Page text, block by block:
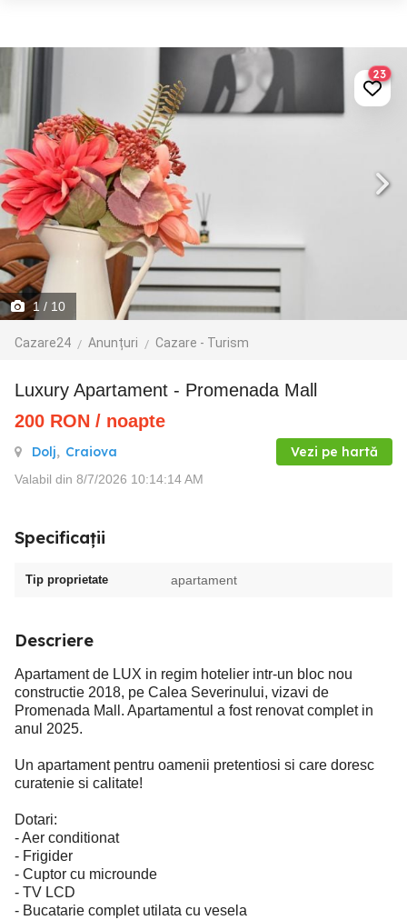
1 / 10
Cazare24 Anunțuri Cazare - Turism
23
Luxury Apartament - Promenada Mall
200 RON / noapte
Dolj, Craiova Vezi pe hartă
Valabil din 8/7/2026 10:14:14 AM
Specificații
Tip proprietate apartament
Descriere
Apartament de LUX in regim hotelier intr-un bloc nou
constructie 2018, pe Calea Severinului, vizavi de
Promenada Mall. Apartamentul a fost renovat complet in
anul 2025.
Un apartament pentru oamenii pretentiosi si care doresc
curatenie si calitate!
Dotari:
- Aer conditionat
- Frigider
- Cuptor cu microunde
- TV LCD
- Bucatarie complet utilata cu vesela